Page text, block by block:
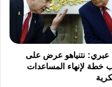
عبري: نتنياهو عرض على
خطة لإنهاء المساعدات